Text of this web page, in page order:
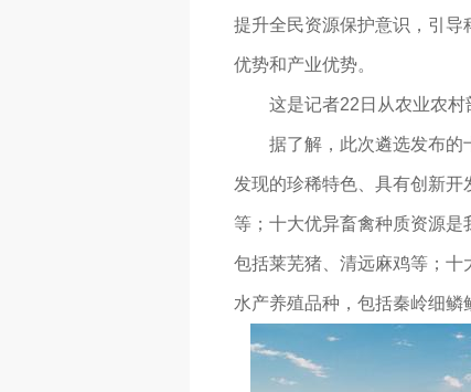
提升全民资源保护意识，引
优势和产业优势。
这是记者22日从农业农村
据了解，此次遴选发布的十
发现的珍稀特色、具有创新
等；十大优异畜禽种质资源是
包括莱芜猪、清远麻鸡等；
水产养殖品种，包括秦岭细鳞